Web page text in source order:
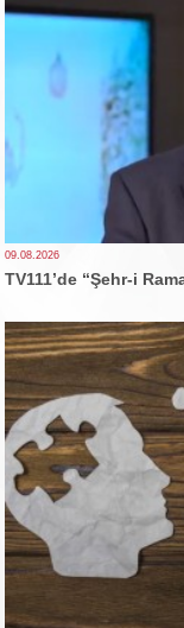
09.08.2026
TV111’de “Şehr-i